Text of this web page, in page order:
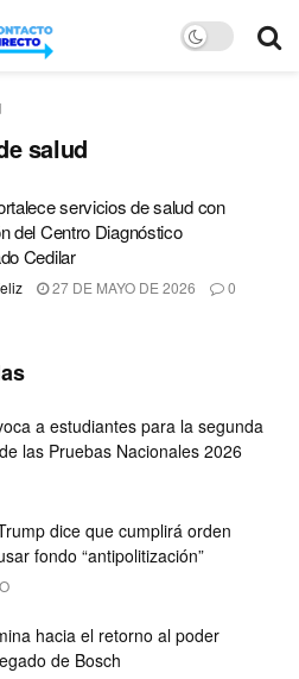
salud
servicios de salud con
del Centro Diagnóstico
Cedilar
27 DE MAYO DE 2026 0
a estudiantes para la segunda
las Pruebas Nacionales 2026
dice que cumplirá orden
fondo “antipolitización”
hacia el retorno al poder
de Bosch